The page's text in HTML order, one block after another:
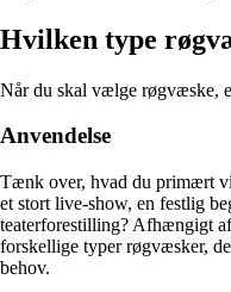
Hvilken type
Når du skal vælge røgvæske,
Anvendelse
Tænk over, hvad du primært
et stort live-show, en festlig
teaterforestilling? Afhængigt
forskellige typer røgvæsker,
behov.